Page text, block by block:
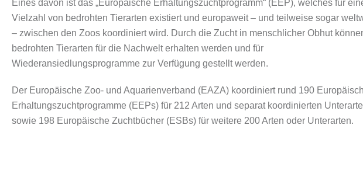
Eines davon ist das „Europäische Erhaltungszuchtprogramm“ (EEP), welches für
Vielzahl von bedrohten Tierarten existiert und europaweit – und teilweise sogar
– zwischen den Zoos koordiniert wird. Durch die Zucht in menschlicher Obhut
bedrohten Tierarten für die Nachwelt erhalten werden und für
Wiederansiedlungsprogramme zur Verfügung gestellt werden.
Der Europäische Zoo- und Aquarienverband (EAZA) koordiniert rund 190
Erhaltungszuchtprogramme (EEPs) für 212 Arten und separat koordinierten
sowie 198 Europäische Zuchtbücher (ESBs) für weitere 200 Arten oder Unterarten.